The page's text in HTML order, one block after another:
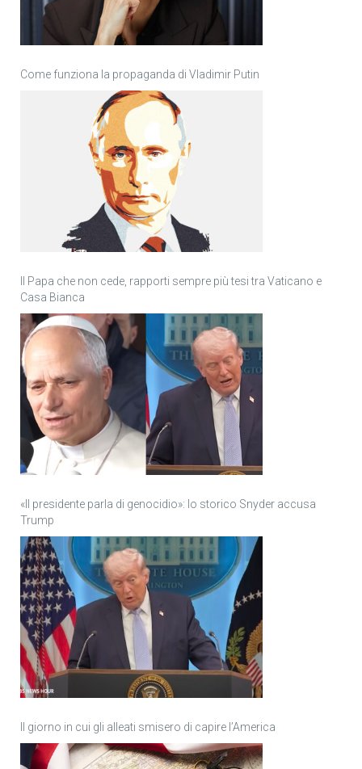
Come funziona la propaganda di Vladimir Putin
Il Papa che non cede, rapporti sempre più tesi tra Vaticano e
Casa Bianca
«Il presidente parla di genocidio»: lo storico Snyder accusa
Trump
Il giorno in cui gli alleati smisero di capire l’America